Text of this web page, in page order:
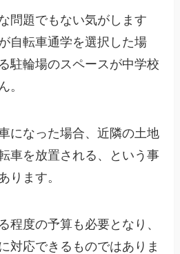
問題でもない気がします
自転車通学を選択した場
駐輪場のスペースが中学校
。
になった場合、近隣の土地
車を放置される、という事
ります。
程度の予算も必要となり、
対応できるものではありま